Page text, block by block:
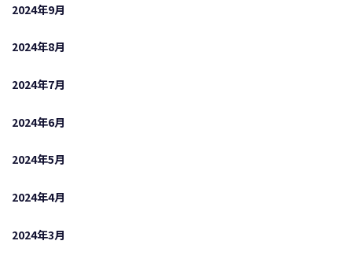
2024年9月
2024年8月
2024年7月
2024年6月
2024年5月
2024年4月
2024年3月